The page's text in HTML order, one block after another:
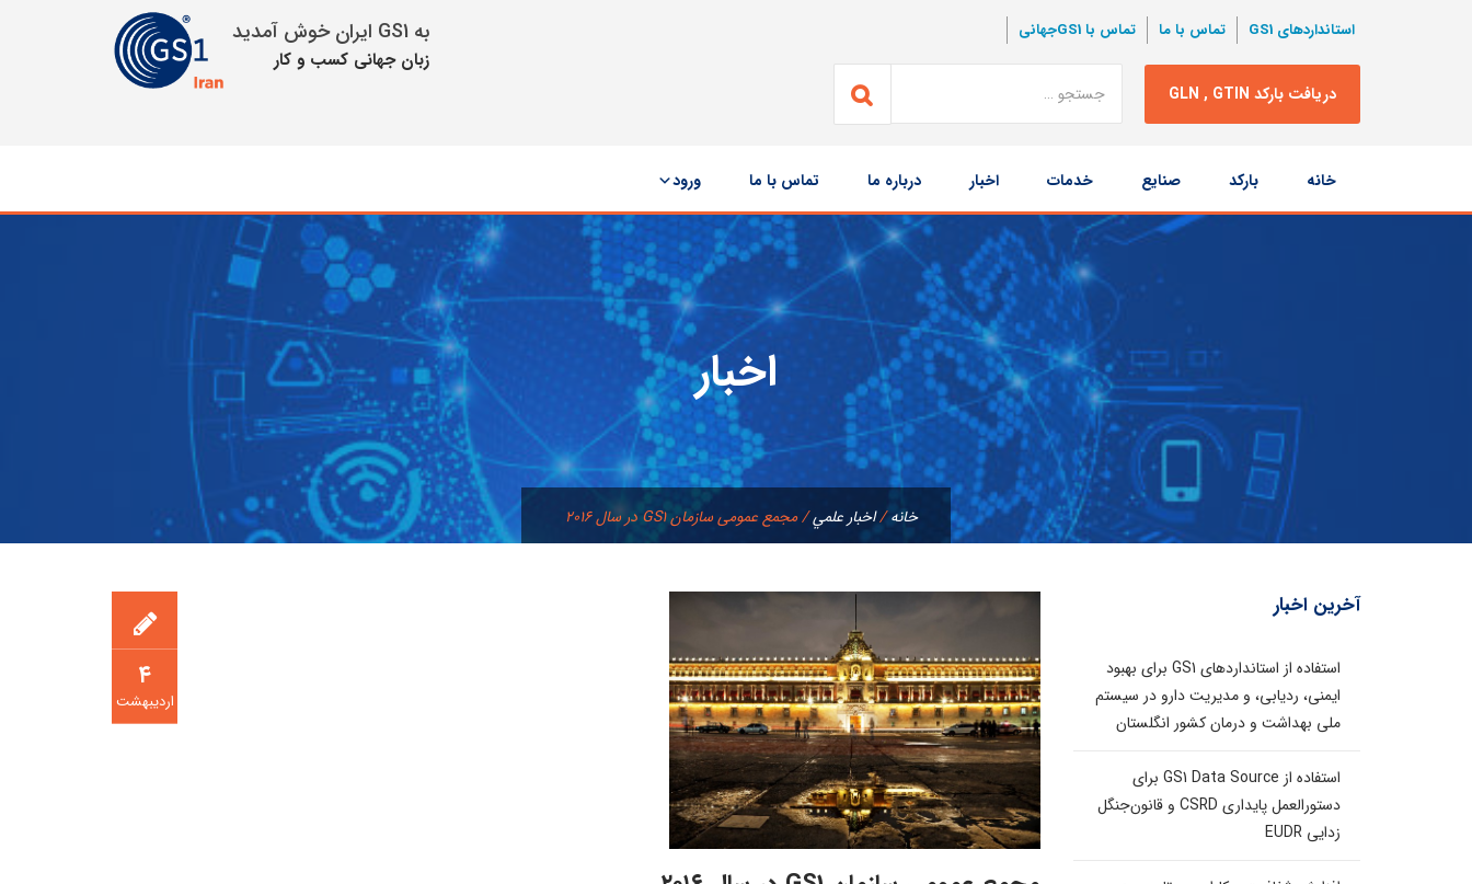
به GS1 ایران خوش آمدید
زبان جهانی كسب و كار
استانداردهای GS1 تماس با ما تماس با GS1جهانی
دریافت بارکد GLN , GTIN
نتبجه
جستجو
محتوا
خانه بارکد صنایع خدمات اخبار درباره ما تماس با ما ورود
اخبار
خانه/اخبار علمي/مجمع عمومی سازمان GS1 در سال ۲۰۱۶
۴
اردیبهشت
آخرین اخبار
استفاده از استانداردهای GS1 برای بهبود
ایمنی، ردیابی، و مدیریت دارو در سیستم
ملی بهداشت و درمان کشور انگلستان
استفاده از GS1 Data Source برای
دستورالعمل پایداری CSRD و قانون‌جنگل
زدایی EUDR